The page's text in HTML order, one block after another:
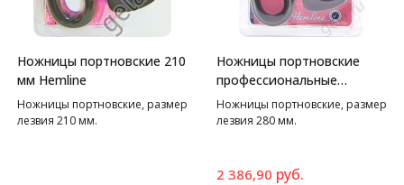
Ножницы портновские 210
мм Hemline
Ножницы портновские, размер
лезвия 210 мм.
Ножницы портновские
профессиональные
Hemline
Ножницы портновские, размер
лезвия 280 мм.
2 386,90 руб.